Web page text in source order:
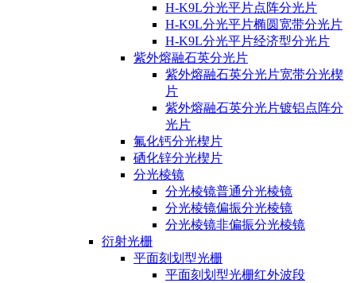
H-K9L分光平片点阵分光片
H-K9L分光平片椭圆宽带分光片
H-K9L分光平片经济型分光片
紫外熔融石英分光片
紫外熔融石英分光片宽带分光楔
片
紫外熔融石英分光片镀铝点阵分
光片
氟化钙分光楔片
硒化锌分光楔片
分光棱镜
分光棱镜普通分光棱镜
分光棱镜偏振分光棱镜
分光棱镜非偏振分光棱镜
衍射光栅
平面刻划型光栅
平面刻划型光栅红外波段